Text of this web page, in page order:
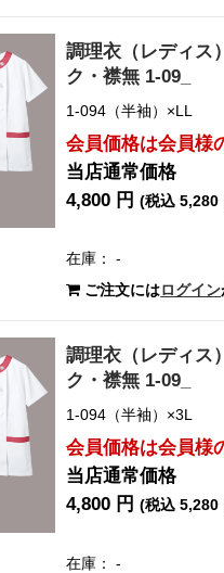
調理衣（レディス
ク・襟無 1-09_
1-094（半袖）×LL
会員価格は会員様
当店通常価格
4,800 円(税込 5,280
在庫： -
ご注文にはログイン
調理衣（レディス
ク・襟無 1-09_
1-094（半袖）×3L
会員価格は会員様
当店通常価格
4,800 円(税込 5,280
在庫： -